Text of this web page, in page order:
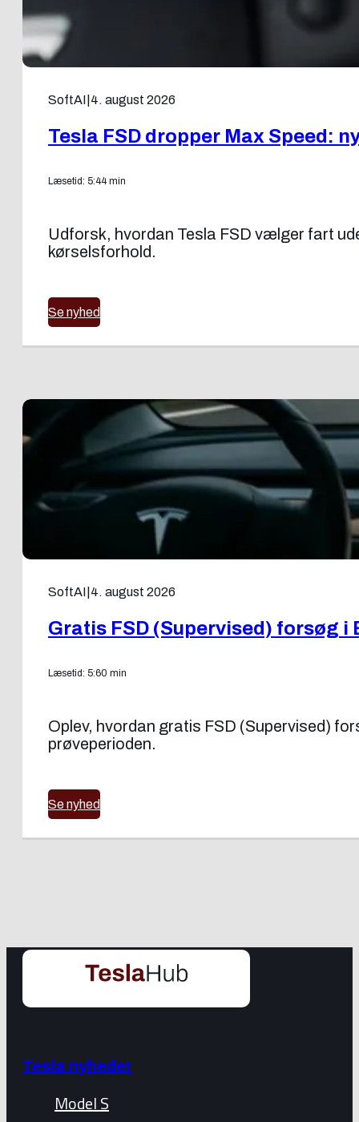
SoftAI 4. august 2026
Tesla FSD dropper Max Speed:
Læsetid: 5:44 min
Udforsk, hvordan Tesla FSD vælger fart
kørselsforhold.
Se nyhed
SoftAI 4. august 2026
Gratis FSD (Supervised) forsøg i
Læsetid: 5:60 min
Oplev, hvordan gratis FSD (Supervised)
prøveperioden.
Se nyhed
Tesla nyheder
Model S